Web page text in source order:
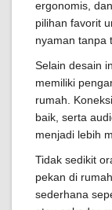
ergonomis,
pilihan favorit
nyaman tanpa
Selain desain
memiliki
rumah.
baik, serta
menjadi lebih
Tidak sedikit
pekan di
sederhana